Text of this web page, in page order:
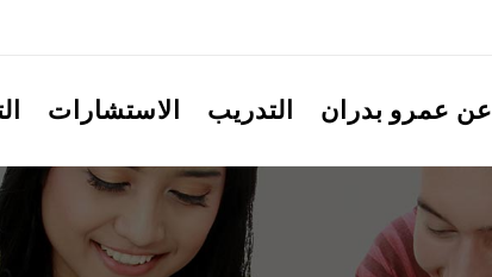
عن عمرو بدران التدريب الاستشارات